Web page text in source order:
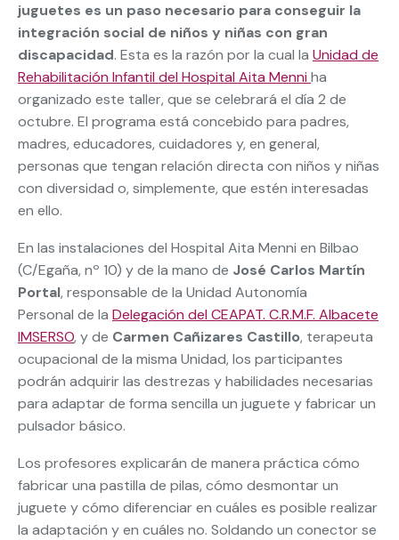
juguetes es un paso necesario para conseguir la
integración social de niños y niñas con gran
discapacidad. Esta es la razón por la cual la Unidad de
Rehabilitación Infantil del Hospital Aita Menni ha
organizado este taller, que se celebrará el día 2 de
octubre. El programa está concebido para padres,
madres, educadores, cuidadores y, en general,
personas que tengan relación directa con niños y niñas
con diversidad o, simplemente, que estén interesadas
en ello.
En las instalaciones del Hospital Aita Menni en Bilbao
(C/Egaña, nº 10) y de la mano de José Carlos Martín
Portal, responsable de la Unidad Autonomía
Personal de la Delegación del CEAPAT. C.R.M.F. Albacete
IMSERSO, y de Carmen Cañizares Castillo, terapeuta
ocupacional de la misma Unidad, los participantes
podrán adquirir las destrezas y habilidades necesarias
para adaptar de forma sencilla un juguete y fabricar un
pulsador básico.
Los profesores explicarán de manera práctica cómo
fabricar una pastilla de pilas, cómo desmontar un
juguete y cómo diferenciar en cuáles es posible realizar
la adaptación y en cuáles no. Soldando un conector se